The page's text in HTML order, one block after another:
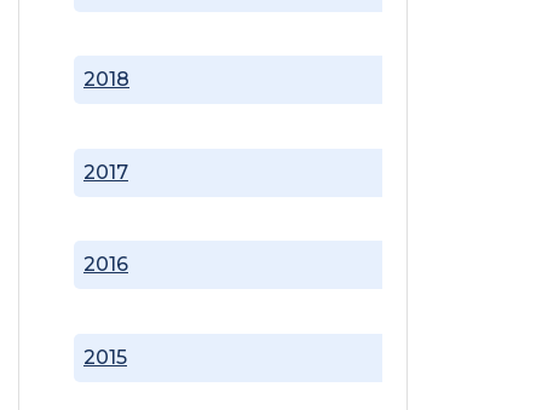
2015
2016
2017
2018